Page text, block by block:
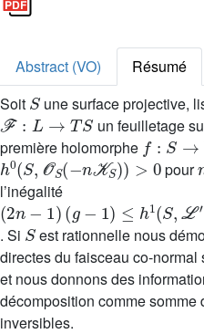
Abstract (VO)
Résumé
Soit
S
une surface projective,
ℱ:L→TS
un feuilletage
première holomorphe
f:S→ℙ1
h0(S,𝒪S(-n𝒦S))>0
pour
l’inégalité
( 2n-1)(g-
1)≤h1(S -
1)KS))+h ℒ
. Si
S
est rationnelle nous
directes du faisceau co-normal
et nous donnons des
décomposition comme somme
inversibles.